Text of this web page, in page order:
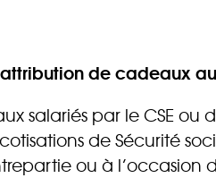
de cadeaux
salariés par le CSE
de Sécurité
ou à l’occasion